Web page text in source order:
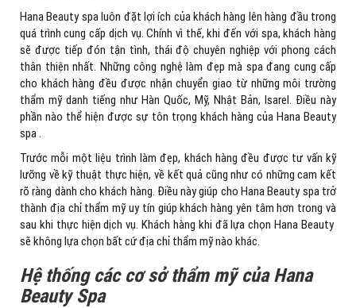
Hana Beauty spa luôn đặt lợi ích của khách hàng lên hàng đầu trong
quá trình cung cấp dịch vụ. Chính vì thế, khi đến với spa, khách hàng
sẽ được tiếp đón tận tình, thái độ chuyên nghiệp với phong cách
thân thiện nhất. Những công nghệ làm đẹp mà spa đang cung cấp
cho khách hàng đều được nhận chuyển giao từ những môi trường
thẩm mỹ danh tiếng như Hàn Quốc, Mỹ, Nhật Bản, Isarel. Điều này
phần nào thể hiện được sự tôn trọng khách hàng của Hana Beauty
spa .
Trước mỗi một liệu trình làm đẹp, khách hàng đều được tư vấn kỹ
lưỡng về kỹ thuật thực hiện, về kết quả cũng như có những cam kết
rõ ràng dành cho khách hàng. Điều này giúp cho Hana Beauty spa trở
thành địa chỉ thẩm mỹ uy tín giúp khách hàng yên tâm hơn trong và
sau khi thực hiện dịch vụ. Khách hàng khi đã lựa chọn Hana Beauty
sẽ không lựa chọn bất cứ địa chỉ thẩm mỹ nào khác.
Hệ thống các cơ sở thẩm mỹ của Hana
Beauty Spa